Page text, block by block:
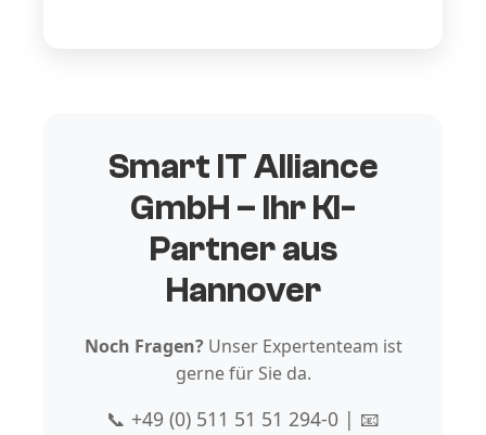
Smart IT Alliance
GmbH – Ihr KI-
Partner aus
Hannover
Noch Fragen?Unser Expertenteam ist
gerne für Sie da.
📞 +49 (0) 511 51 51 294-0 | 📧